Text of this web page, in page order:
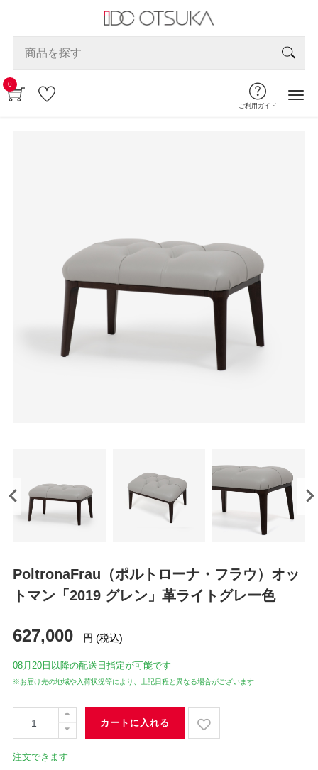
0
ご利用ガイド
PoltronaFrau（ポルトローナ・フラウ）オッ
トマン「2019 グレン」革ライトグレー色
627,000 円 (税込)
08月20日 以降の配送日指定が可能です
※お届け先の地域や入荷状況等により、上記日程と異なる場合がございます
カートに入れる
注文できます